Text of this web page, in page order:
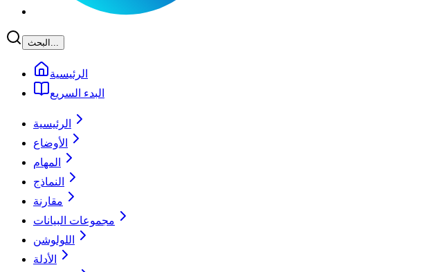
البحث...
الرئيسية
البدء السريع
الرئيسية
الأوضاع
المهام
النماذج
مقارنة
مجموعات البيانات
اللولوشن
الأدلة